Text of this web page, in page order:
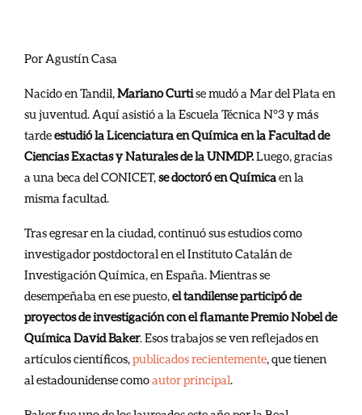
Por Agustín Casa
Nacido en Tandil,Mariano Curtise mudó a Mar del Plata en
su juventud. Aquí asistió a la Escuela Técnica N°3 y más
tardeestudió la Licenciatura en Química en la Facultad de
Ciencias Exactas y Naturales de la UNMDP.Luego, gracias
a una beca del CONICET,se doctoró en Químicaen la
misma facultad.
Tras egresar en la ciudad, continuó sus estudios como
investigador postdoctoral en el Instituto Catalán de
Investigación Química, en España. Mientras se
desempeñaba en ese puesto,el tandilense participó de
proyectos de investigación con el flamante Premio Nobel de
Química David Baker. Esos trabajos se ven reflejados en
artículos científicos,publicados recientemente, que tienen
al estadounidense comoautor principal.